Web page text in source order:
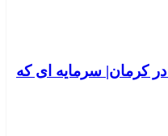
کرمان| سرمایه ای که